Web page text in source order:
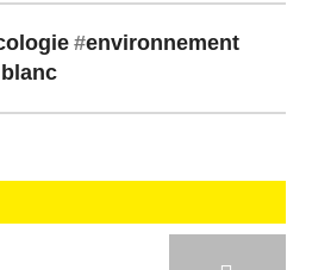
#en­vi­ron­ne­ment